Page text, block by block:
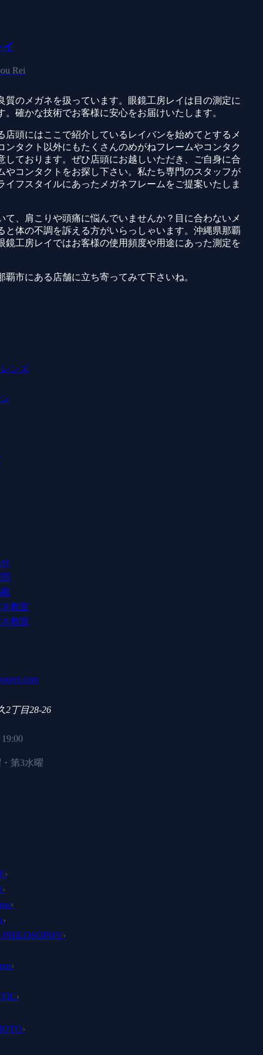
イ
Rei
質のメガネを扱っています。眼鏡工房レイは目の測定に
。確かな技術でお客様に安心をお届けいたします。
店頭にはここで紹介しているレイバンを始めてとするメ
ンタクト以外にもたくさんのめがねフレームやコンタク
しております。ぜひ店頭にお越しいただき、ご自身に合
やコンタクトをお探し下さい。私たち専門のスタッフが
イフスタイルにあったメガネフレームをご提案いたしま
て、肩こりや頭痛に悩んでいませんか？目に合わないメ
と体の不調を訴える方がいらっしゃいます。沖縄県那覇
鏡工房レイではお客様の使用頻度や用途にあった測定を
覇市にある店舗に立ち寄ってみて下さいね。
ンズ
教室
教室
2丁目28-26
第3水曜
›
›
›
›
›
›
›
›